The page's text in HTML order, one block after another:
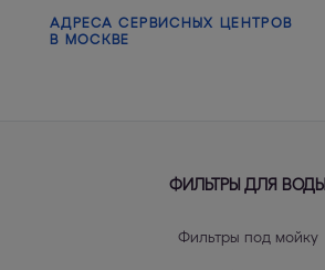
АДРЕСА СЕРВИСНЫХ ЦЕНТРОВ
В МОСКВЕ
ФИЛЬТРЫ ДЛЯ ВОДЫ
Фильтры под мойку